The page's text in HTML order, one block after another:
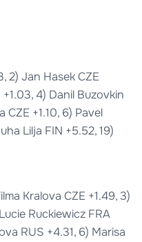
2) Jan Hasek CZE
4) Danil Buzovkin
CZE +1.10, 6) Pavel
Lilja FIN +5.52, 19)
Kralova CZE +1.49, 3)
Ruckiewicz FRA
RUS +4.31, 6) Marisa